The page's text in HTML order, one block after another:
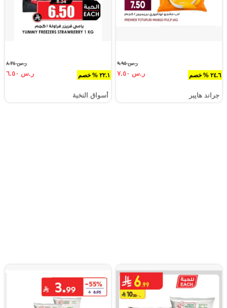
٢٤.٦ % خصم
ر.س ٩.٩٥
ر.س ٧.٥٠
جراند هايبر
٢٢.١ % خصم
ر.س ٨.٣٤
ر.س ٦.٥٠
أسواق النخبة